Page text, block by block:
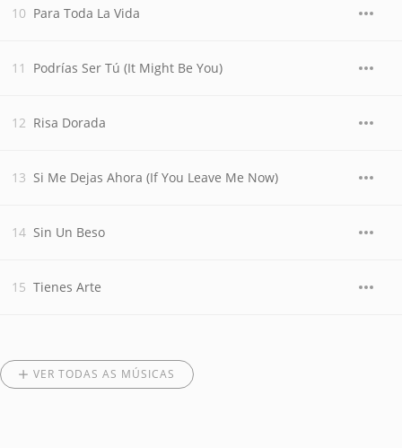
Para Toda La Vida
Podrías Ser Tú (It Might Be You)
Risa Dorada
Si Me Dejas Ahora (If You Leave Me Now)
Sin Un Beso
Tienes Arte
VER TODAS AS MÚSICAS